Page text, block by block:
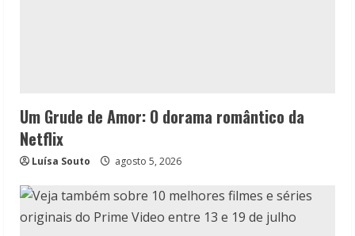
Um Grude de Amor: O dorama romântico da
Netflix
Luísa Souto agosto 5, 2026